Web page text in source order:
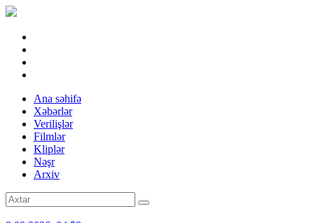
Ana səhifə
Xəbərlər
Verilişlər
Filmlər
Kliplər
Nəşr
Arxiv